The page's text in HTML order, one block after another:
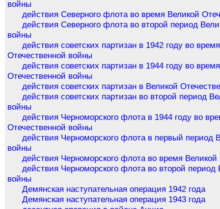
войны
действия Северного флота во время Великой
действия Северного флота во второй период
войны
действия советских партизан в 1942 году во
Отечественной войны
действия советских партизан в 1944 году во
Отечественной войны
действия советских партизан в Великой
действия советских партизан во второй период
войны
действия Черноморского флота в 1944 году во
Отечественной войны
действия Черноморского флота в первый период
войны
действия Черноморского флота во время
действия Черноморского флота во второй период
войны
Демянская наступательная операция 1942 года
Демянская наступательная операция 1943 года